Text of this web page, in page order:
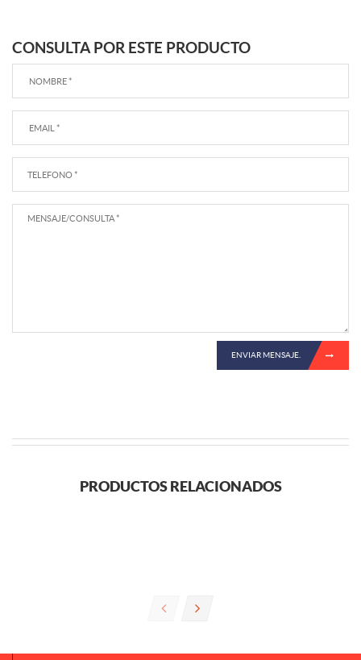
CONSULTA POR ESTE PRODUCTO
ENVIAR MENSAJE.
PRODUCTOS RELACIONADOS